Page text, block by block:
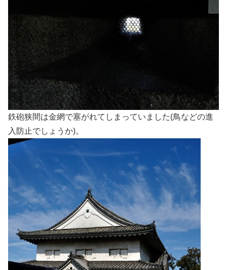
鉄砲狭間は金網で塞がれてしまっていました(鳥などの進
入防止でしょうか)。